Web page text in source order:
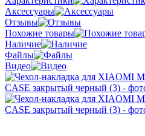
Аксессуары
Отзывы
Похожие товары
Наличие
Файлы
Видео